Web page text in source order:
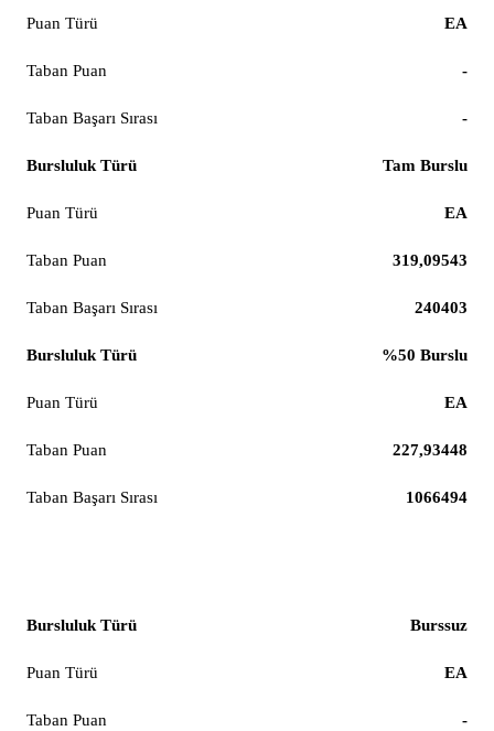
EA
-
-
Tam Burslu
EA
319,09543
240403
%50 Burslu
EA
227,93448
1066494
Burssuz
EA
-